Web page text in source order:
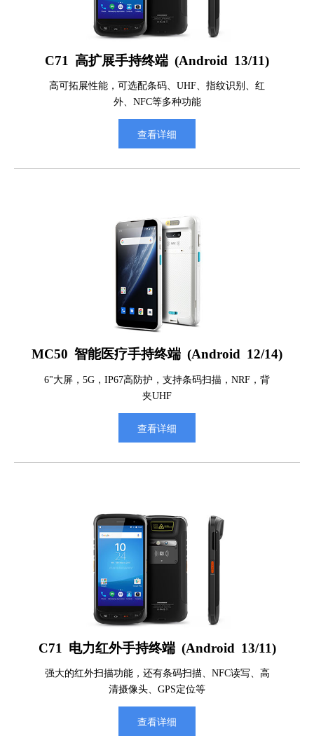
C71 高扩展手持终端 (Android 13/11)
高可拓展性能，可选配条码、UHF、指纹识别、红
外、NFC等多种功能
查看详细
MC50 智能医疗手持终端 (Android 12/14)
6"大屏，5G，IP67高防护，支持条码扫描，NRF，背
夹UHF
查看详细
C71 电力红外手持终端 (Android 13/11)
强大的红外扫描功能，还有条码扫描、NFC读写、高
清摄像头、GPS定位等
查看详细